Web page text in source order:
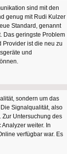
sind mit den
genug mit Rudi Kulzer
Standard, genannt
Das geringste Problem
Provider ist die neu zu
und
sondern um das
Signalqualität, also
Zur Untersuchung des
weiter. In
verfügbar war. Es